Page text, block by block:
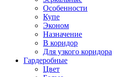
Особенности
Купе
Эконом
Назначение
В коридор
Для узкого коридора
Гардеробные
Цвет